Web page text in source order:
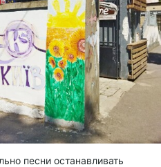
песни останавливать